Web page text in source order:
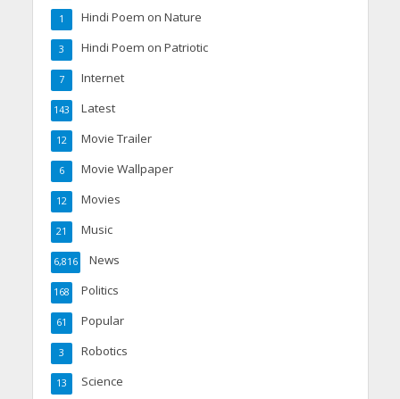
Hindi Poem on Nature
1
Hindi Poem on Patriotic
3
Internet
7
Latest
143
Movie Trailer
12
Movie Wallpaper
6
Movies
12
Music
21
News
6,816
Politics
168
Popular
61
Robotics
3
Science
13